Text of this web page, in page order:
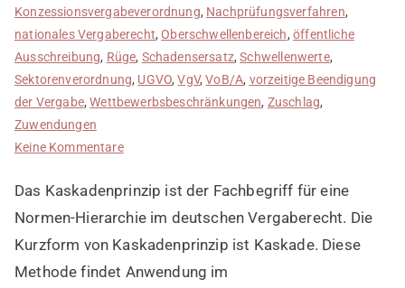
Konzessionsvergabeverordnung, Nachprüfungsverfahren,
nationales Vergaberecht,Oberschwellenbereich,öffentliche
Ausschreibung, Rüge, Schadensersatz,Schwellenwerte,
Sektorenverordnung, UGVO,VgV,VoB/A, vorzeitige Beendigung
der Vergabe,Wettbewerbsbeschränkungen, Zuschlag,
Zuwendungen
Keine Kommentarezu
als
Normen-
Hierarchie
Das Kaskadenprinzip ist der Fachbegriff für eine
Normen-Hierarchie im deutschen Vergaberecht. Die
Kurzform von Kaskadenprinzip ist Kaskade. Diese
Methode findet Anwendung im